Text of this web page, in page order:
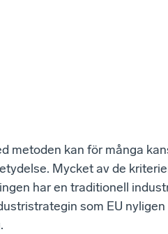
metoden kan för många
Mycket av de
har en traditionell
som EU